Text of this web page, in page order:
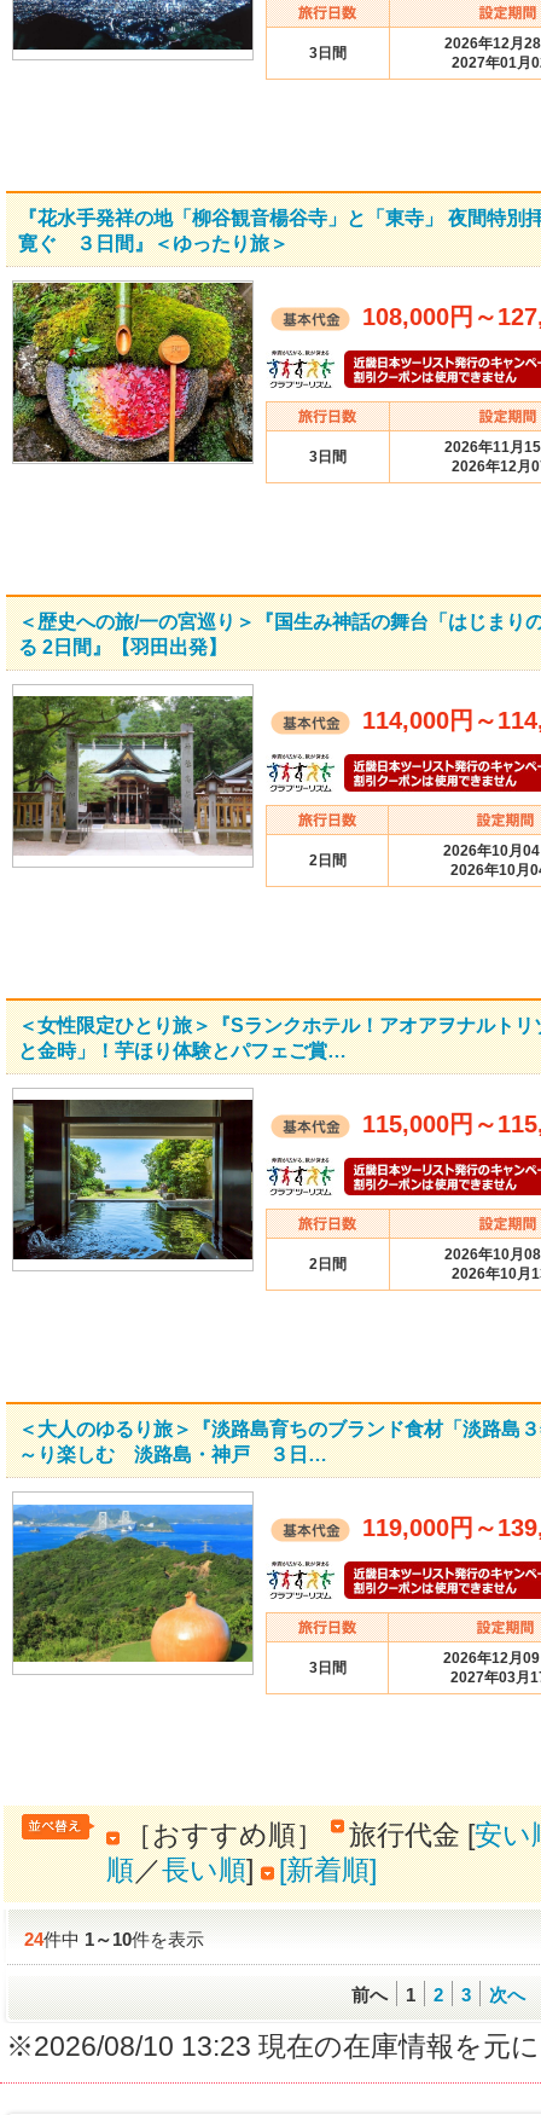
3日間
2026年12月
2027年01月
『花水手発祥の地「柳谷観音楊谷寺」と「東寺」 夜間特
寛ぐ ３日間』＜ゆったり旅＞
108,000円 ～
3日間
2026年11月
2026年12月
＜歴史への旅/一の宮巡り＞『国生み神話の舞台「はじまり
る 2日間』【羽田出発】
114,000円 ～
2日間
2026年10月
2026年10月
＜女性限定ひとり旅＞『Sランクホテル！アオアヲナルト
と金時」！芋ほり体験とパフェご賞…
115,000円 ～
2日間
2026年10月
2026年10月
＜大人のゆるり旅＞『淡路島育ちのブランド食材「淡路島
～り楽しむ 淡路島・神戸 ３日…
119,000円 ～
3日間
2026年12月
2027年03月
［おすすめ順］ 旅行代金 [安い
順／長い順] [新着順]
24件中1～10件を表示
前へ 1 2 3 次へ
※2026/08/10 13:23 現在の在庫情報を元